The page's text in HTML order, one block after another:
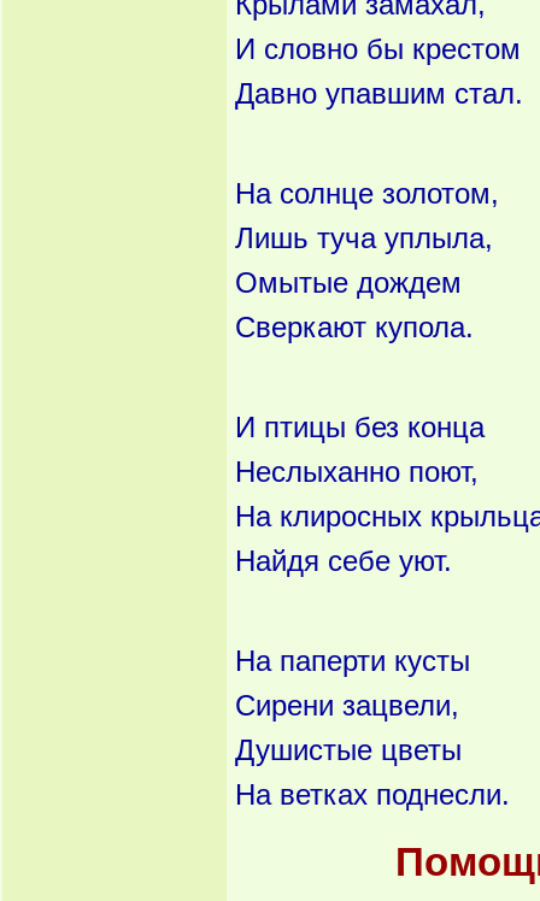
И словно бы крестом
Давно упавшим стал.
На солнце золотом,
Лишь туча уплыла,
Омытые дождем
Сверкают купола.
И птицы без конца
Неслыханно поют,
На клиросных
Найдя себе уют.
На паперти кусты
Сирени зацвели,
Душистые цветы
На ветках поднесли.